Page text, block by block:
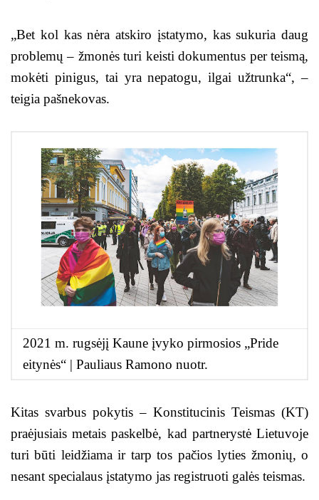
„Bet kol kas nėra atskiro įstatymo, kas sukuria daug
problemų – žmonės turi keisti dokumentus per teismą,
mokėti pinigus, tai yra nepatogu, ilgai užtrunka“, –
teigia pašnekovas.
2021 m. rugsėjį Kaune įvyko pirmosios „Pride
eitynės“ | Pauliaus Ramono nuotr.
Kitas svarbus pokytis – Konstitucinis Teismas (KT)
praėjusiais metais paskelbė, kad partnerystė Lietuvoje
turi būti leidžiama ir tarp tos pačios lyties žmonių, o
nesant specialaus įstatymo jas registruoti galės teismas.